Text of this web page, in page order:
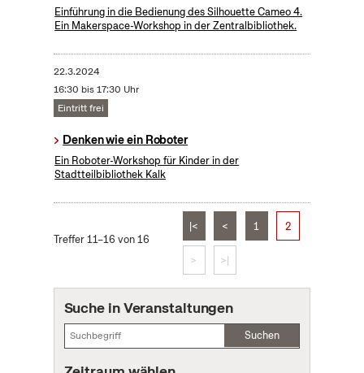
​Einführung in die Bedienung des Silhouette Cameo 4.
Ein Makerspace-Workshop in der Zentralbibliothek.
22.3.2024
16:30 bis 17:30 Uhr
Eintritt frei
Denken wie ein Roboter
Ein Roboter-Workshop für Kinder in der
Stadtteilbibliothek Kalk
Treffer 11–16 von 16
|< < 1 2
> >|
Suche in Veranstaltungen
Suchen